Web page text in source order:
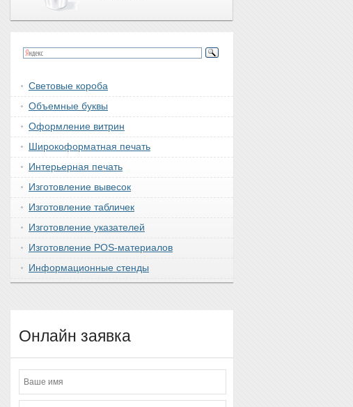
Световые короба
Объемные буквы
Оформление витрин
Широкоформатная печать
Интерьерная печать
Изготовление вывесок
Изготовление табличек
Изготовление указателей
Изготовление POS-материалов
Информационные стенды
Онлайн заявка